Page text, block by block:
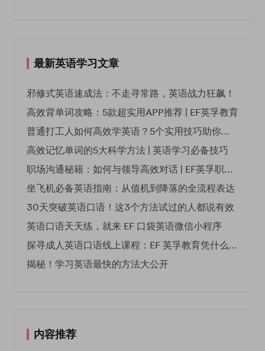
最新英语学习文章
邪修式英语速成法：不走寻常路，英语战力狂飙！
高效背单词攻略：5款超实用APP推荐 | EF英孚教育
普通打工人如何高效学英语？5个实用技巧助你突破职场瓶颈
高效记忆单词的5大科学方法 | 英语学习必备技巧
职场沟通秘籍：如何与领导高效对话 | EF英孚职场指南
坐飞机必备英语指南：从值机到降落的全流程表达
30天突破英语口语！这3个方法试过的人都说有效
英语口语天天练，就来 EF 口袋英语微信小程序
探寻成人英语口语线上课程：EF 英孚教育凭什么领航
揭秘！学习英语最快的方法大公开
内容推荐